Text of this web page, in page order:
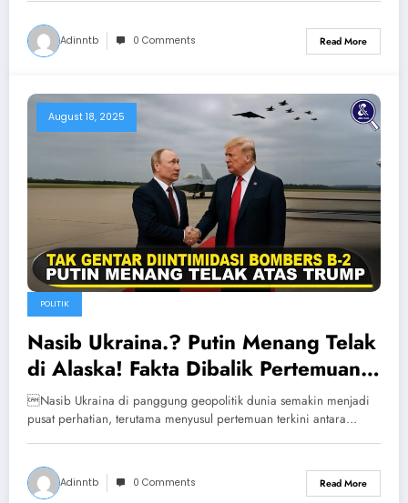
Adinntb 0 Comments Read More
August 18, 2025
POLITIK
Nasib Ukraina.? Putin Menang Telak
di Alaska! Fakta Dibalik Pertemuan
Trump-Putin di Alaska
Nasib Ukraina di panggung geopolitik dunia semakin menjadi
pusat perhatian, terutama menyusul pertemuan terkini antara…
Adinntb 0 Comments Read More